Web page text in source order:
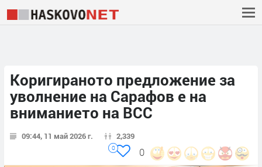
Коригираното предложение за
уволнение на Сарафов е на
вниманието на ВСС
09:44, 11 май 2026 г. 2,339
0
0